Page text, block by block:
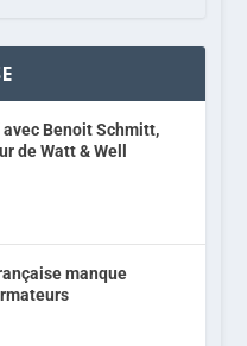
Benoit Schmitt,
de Watt & Well
manque